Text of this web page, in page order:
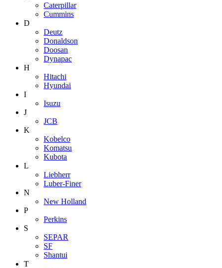
Caterpillar
Cummins
D
Deutz
Donaldson
Doosan
Dynapac
H
Hitachi
Hyundai
I
Isuzu
J
JCB
K
Kobelco
Komatsu
Kubota
L
Liebherr
Luber-Finer
N
New Holland
P
Perkins
S
SEPAR
SF
Shantui
T